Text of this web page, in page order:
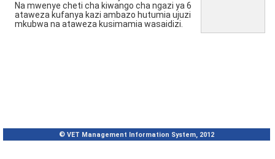
Na mwenye cheti cha kiwango cha ngazi ya 6
ataweza kufanya kazi ambazo hutumia ujuzi
mkubwa na ataweza kusimamia wasaidizi.
© VET Management Information System, 2012